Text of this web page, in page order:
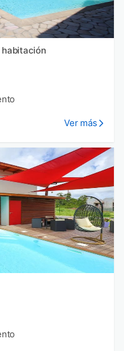
habitación
Ver más